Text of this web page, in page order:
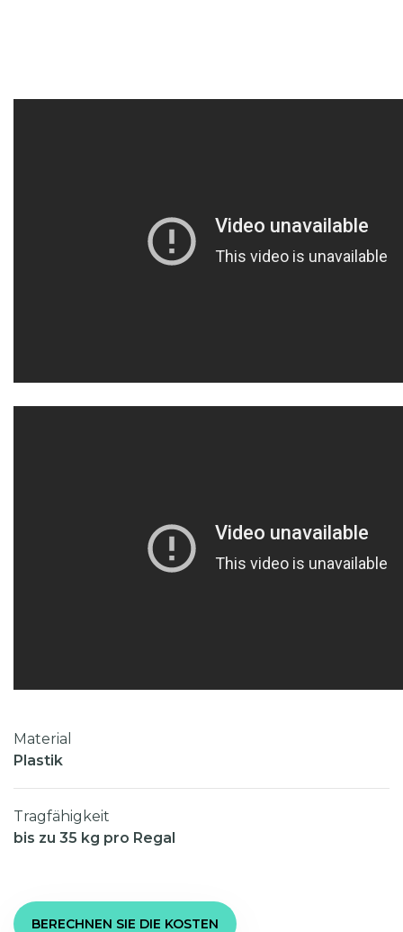
Material
Plastik
Tragfähigkeit
bis zu 35 kg pro Regal
BERECHNEN SIE DIE KOSTEN